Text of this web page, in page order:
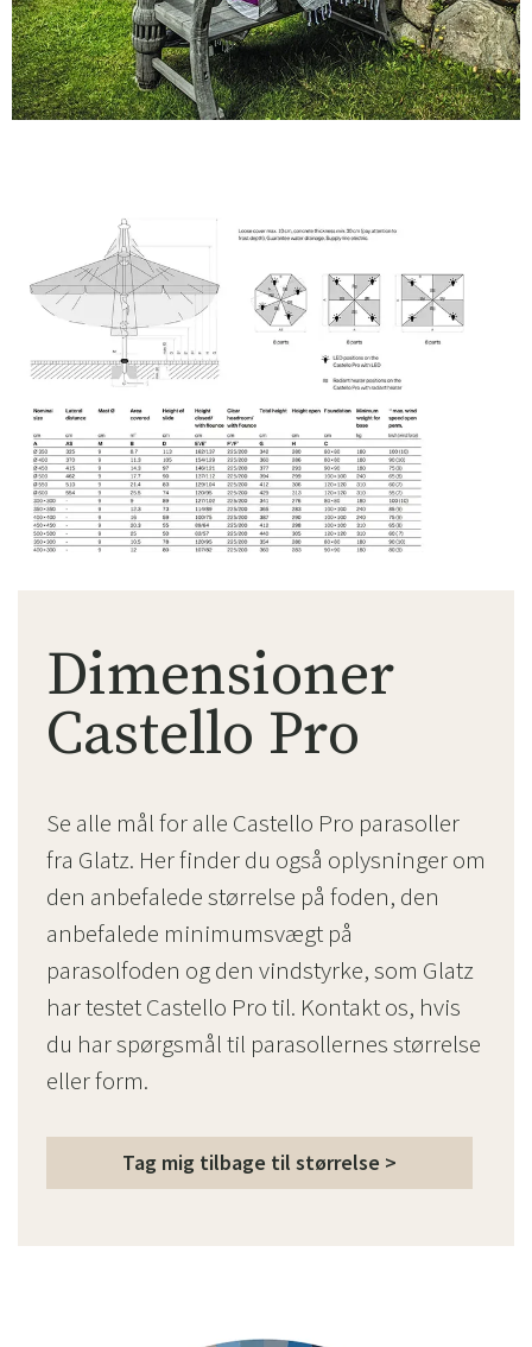
Dimensioner
Castello Pro
Se alle mål for alle Castello Pro parasoller
fra Glatz. Her finder du også oplysninger om
den anbefalede størrelse på foden, den
anbefalede minimumsvægt på
parasolfoden og den vindstyrke, som Glatz
har testet Castello Pro til. Kontakt os, hvis
du har spørgsmål til parasollernes størrelse
eller form.
Tag mig tilbage til størrelse >